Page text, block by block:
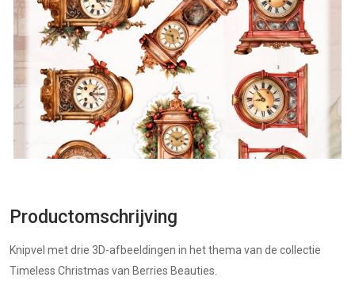
Productomschrijving
Knipvel met drie 3D-afbeeldingen in het thema van de collectie
Timeless Christmas van Berries Beauties.